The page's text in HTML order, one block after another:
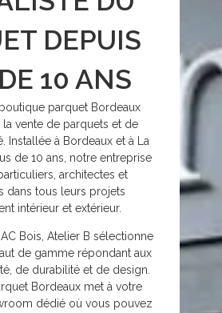
DEPUIS
10 ANS
parquet Bordeaux
vente de parquets et de
Installée à Bordeaux et à La
de 10 ans, notre entreprise
architectes et
dans tous leurs projets
intérieur et extérieur.
Bois, Atelier B sélectionne
de gamme répondant aux
de durabilité et de design.
Bordeaux met à votre
dédié où vous pouvez